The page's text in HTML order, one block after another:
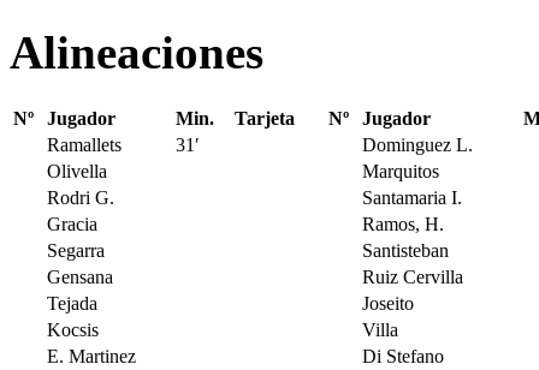
Alineaciones
Nº Jugador Min. Tarjeta Nº Jugador
Ramallets
31′
Dominguez L.
Olivella
Marquitos
Rodri G.
Santamaria I.
Gracia
Ramos, H.
Segarra
Santisteban
Gensana
Ruiz Cervilla
Tejada
Joseito
Kocsis
Villa
E. Martinez
Di Stefano